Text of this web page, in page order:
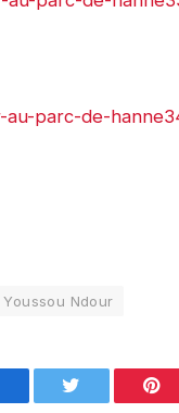
Youssou Ndour
Facebook